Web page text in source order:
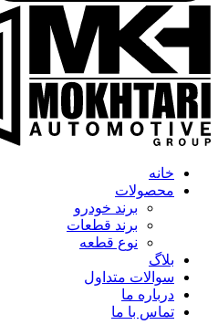
خانه
محصولات
برند خودرو
برند قطعات
نوع قطعه
بلاگ
سوالات متداول
درباره ما
تماس با ما